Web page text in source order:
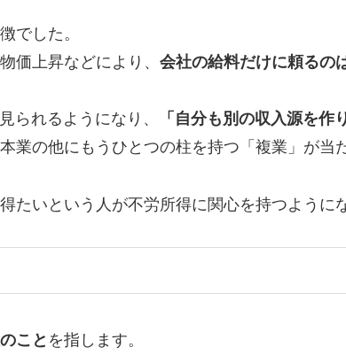
でした。
価上昇などにより、 会社の給料だけに頼るの
られるようになり、
「自分も別の収入源を
業の他にもうひとつの柱を持つ「複業」が当
たいという人が不労所得に関心を持つように
こと を指します。